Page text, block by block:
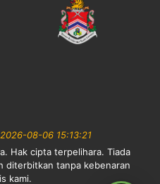
2026-08-06 15:13:21
Hak cipta terpelihara. Tiada
diterbitkan tanpa kebenaran
kami.